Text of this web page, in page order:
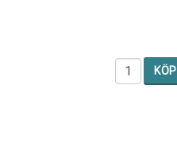
KÖP